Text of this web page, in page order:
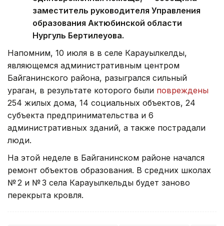
заместитель руководителя Управления
образования Актюбинской области
Нургуль Бертилеуова.
Напомним, 10 июля в в селе Карауылкелды,
являющемся административным центром
Байганинского района, разыгрался сильный
ураган, в результате которого были повреждены
254 жилых дома, 14 социальных объектов, 24
субъекта предпринимательства и 6
административных зданий, а также пострадали
люди.
На этой неделе в Байганинском районе начался
ремонт объектов образования. В средних школах
№ 2 и № 3 села Карауылкельды будет заново
перекрыта кровля.